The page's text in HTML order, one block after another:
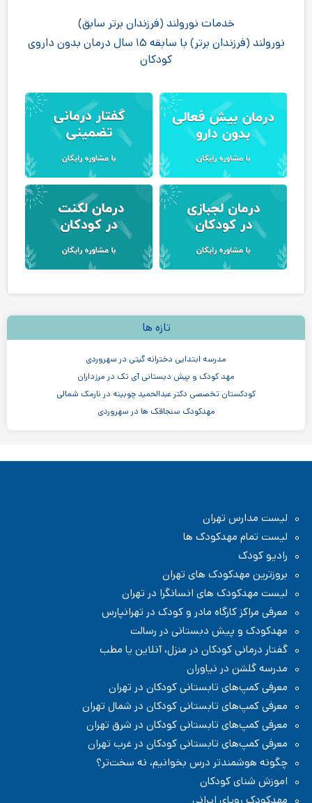
خدمات نورولند (فرزندان برتر سابق)
نورولند (فرزندان برتر) با سابقه ۱۵ سال درمان بدون داروی
کودکان
تازه ها
مدرسه ابتدایی دخترانه گیتی در سهروردی
مهد کودک و پیش دبستانی آی تک در مرزداران
کودکستان تخصصی دکتر عبدالحمید چوبینه در نارمک شمالی
مهدکودک سنجاقک ها در سهروردی
موسسه اندیشه کیان ابر سفید در ظفر
لیست مدارس تهران
لیست تمام مهدکودک ها
رادیو کودک
بروزترین مهدکودک های تهران
لیست مهدکودک های انسانگرا در تهران
معرفی مراکز کارگاه مادر و کودک در تهرانپارس
مهدکودک و پیش دبستانی در رسالت
گفتار درمانی کودکان در منزل، آنلاین یا مطب
مدرسه گلشن در نیاوران
معرفی کمپ‌های تابستانی کودکان در تهران
معرفی کمپ‌های تابستانی کودکان در شمال تهران
معرفی کمپ‌های تابستانی کودکان در شرق تهران
معرفی کمپ‌های تابستانی کودکان در غرب تهران
چگونه هوشمندتر درس بخوانیم، نه سخت‌تر؟
اموزش شنای کودکان